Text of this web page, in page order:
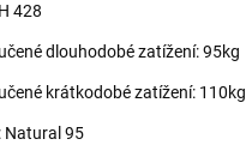
428
dlouhodobé zatížení: 95kg
krátkodobé zatížení: 110kg
Natural 95